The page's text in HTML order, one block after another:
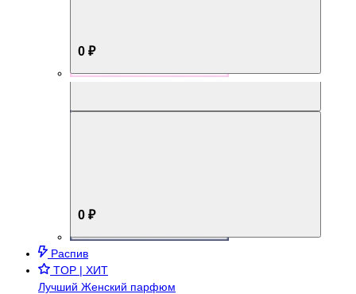
0 ₽
0 ₽
Распив
TOP | ХИТ
Лучший Женский парфюм